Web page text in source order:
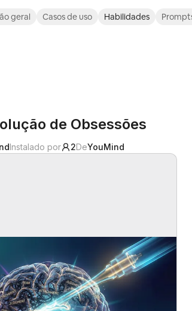
geral Casos de uso Habilidades
de Obsessões
Instalado por 2DeYouMind